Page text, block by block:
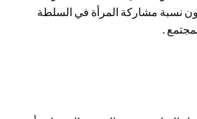
نسبة مشاركة المرأة في السلطة